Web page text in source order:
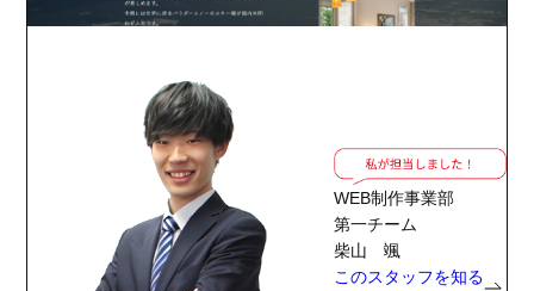
WEB制作事業部
第一チーム
柴山 颯
このスタッフを知る